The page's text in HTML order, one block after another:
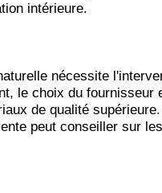
intérieure.
nécessite
le choix du fournisseur
de qualité
peut conseiller sur les